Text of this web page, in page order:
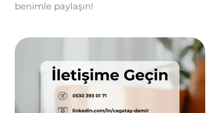
benimle paylaşın!